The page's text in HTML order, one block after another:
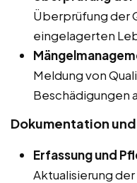
Überprüfung der
eingelagerten
Meldung von
Beschädigungen
Dokumentation
Erfassung und
Aktualisierung